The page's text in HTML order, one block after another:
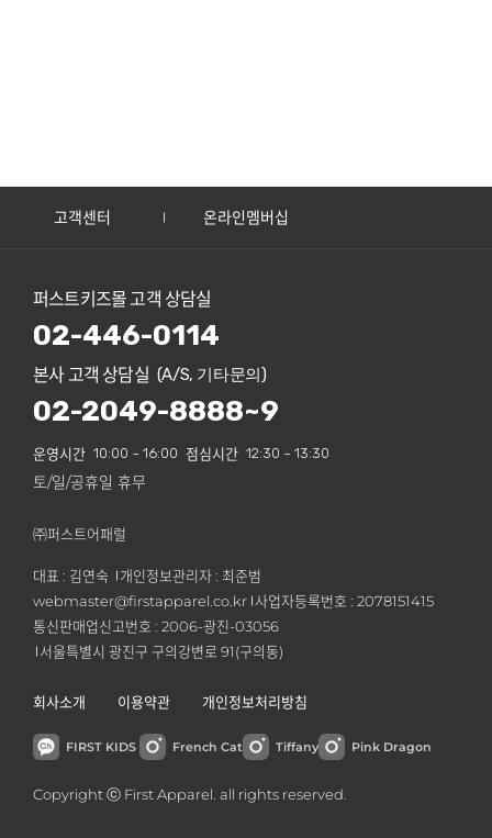
고객센터 온라인멤버십
퍼스트키즈몰 고객 상담실
02-446-0114
본사 고객 상담실 (A/S, 기타문의)
02-2049-8888~9
운영시간 10:00 ~ 16:00 점심시간 12:30 ~ 13:30
토/일/공휴일 휴무
㈜퍼스트어패럴
대표 : 김연숙
개인정보관리자 : 최준범
webmaster@firstapparel.co.kr 사업자등록번호 : 2078151415
통신판매업신고번호 : 2006-광진-03056
서울특별시 광진구 구의강변로 91(구의동)
회사소개 이용약관 개인정보처리방침
FIRST KIDS French Cat Tiffany Pink Dragon
Copyright ⓒ First Apparel. all rights reserved.